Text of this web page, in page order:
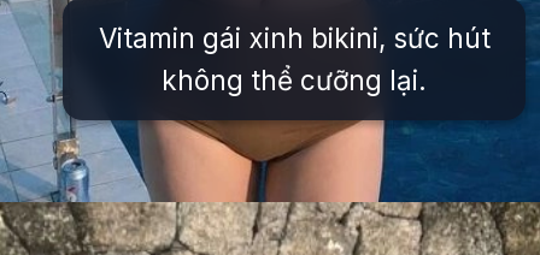
Vitamin gái xinh bikini, sức hút
không thể cưỡng lại.
Đang mởhttps://issiloo.edu.vn/vitamin-gai-xinh